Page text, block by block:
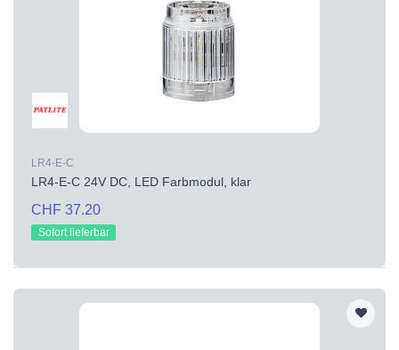
LR4-E-C
LR4-E-C 24V DC, LED Farbmodul, klar
CHF 37.20
Sofort lieferbar